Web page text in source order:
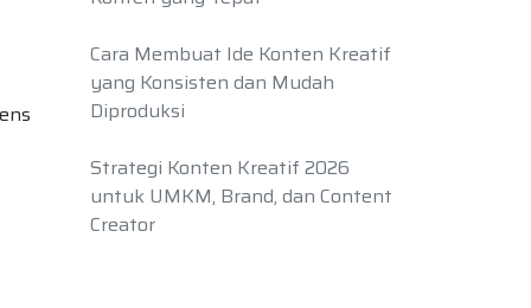
Cara Membuat Ide Konten Kreatif
yang Konsisten dan Mudah
Diproduksi
Strategi Konten Kreatif 2026
untuk UMKM, Brand, dan Content
Creator